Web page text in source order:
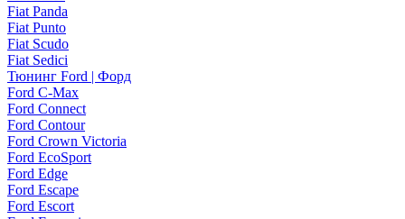
Fiat Panda
Fiat Punto
Fiat Scudo
Fiat Sedici
Тюнинг Ford | Форд
Ford C-Max
Ford Connect
Ford Contour
Ford Crown Victoria
Ford EcoSport
Ford Edge
Ford Escape
Ford Escort